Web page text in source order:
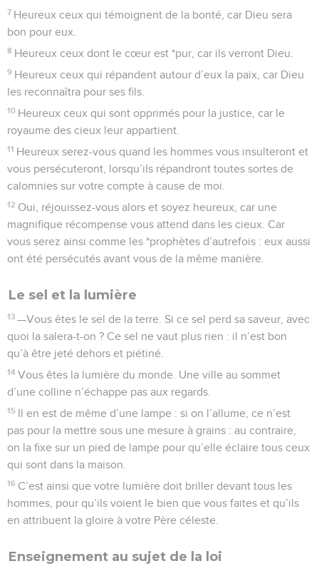
7 Heureux ceux qui témoignent de la bonté, car Dieu sera
bon pour eux.
8 Heureux ceux dont le cœur est *pur, car ils verront Dieu.
9 Heureux ceux qui répandent autour d’eux la paix, car Dieu
les reconnaîtra pour ses fils.
10 Heureux ceux qui sont opprimés pour la justice, car le
royaume des cieux leur appartient.
11 Heureux serez-vous quand les hommes vous insulteront et
vous persécuteront, lorsqu’ils répandront toutes sortes de
calomnies sur votre compte à cause de moi.
12 Oui, réjouissez-vous alors et soyez heureux, car une
magnifique récompense vous attend dans les cieux. Car
vous serez ainsi comme les *prophètes d’autrefois : eux aussi
ont été persécutés avant vous de la même manière.
Le sel et la lumière
13 —Vous êtes le sel de la terre. Si ce sel perd sa saveur, avec
quoi la salera-t-on ? Ce sel ne vaut plus rien : il n’est bon
qu’à être jeté dehors et piétiné.
14 Vous êtes la lumière du monde. Une ville au sommet
d’une colline n’échappe pas aux regards.
15 Il en est de même d’une lampe : si on l’allume, ce n’est
pas pour la mettre sous une mesure à grains : au contraire,
on la fixe sur un pied de lampe pour qu’elle éclaire tous ceux
qui sont dans la maison.
16 C’est ainsi que votre lumière doit briller devant tous les
hommes, pour qu’ils voient le bien que vous faites et qu’ils
en attribuent la gloire à votre Père céleste.
Enseignement au sujet de la loi